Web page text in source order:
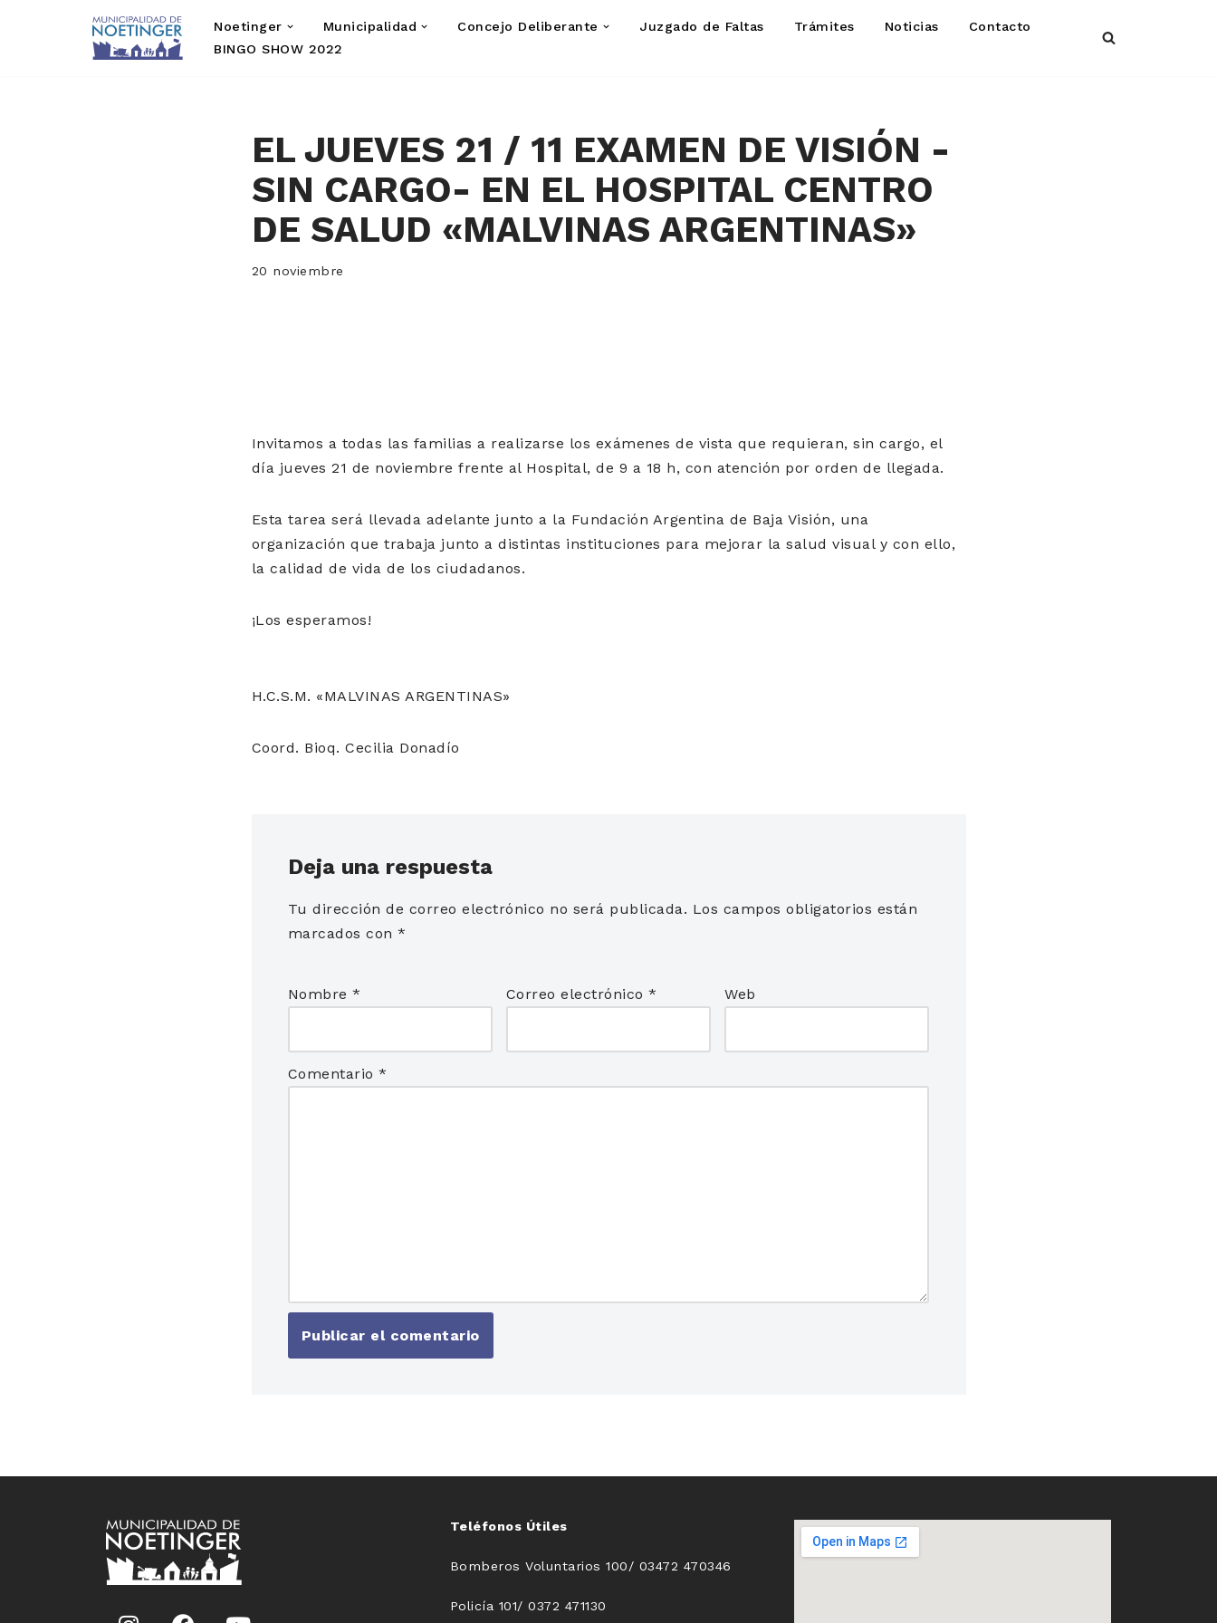
Noetinger Municipalidad Concejo Deliberante Juzgado de Faltas Trámites Noticias
Contacto
BINGO SHOW 2022
EL JUEVES 21 / 11 EXAMEN DE VISIÓN -
SIN CARGO- EN EL HOSPITAL CENTRO
DE SALUD «MALVINAS ARGENTINAS»
20 noviembre
Invitamos a todas las familias a realizarse los exámenes de vista que requieran, sin cargo, el
día jueves 21 de noviembre frente al Hospital, de 9 a 18 h, con atención por orden de llegada.
Esta tarea será llevada adelante junto a la Fundación Argentina de Baja Visión, una
organización que trabaja junto a distintas instituciones para mejorar la salud visual y con ello,
la calidad de vida de los ciudadanos.
¡Los esperamos!
H.C.S.M. «MALVINAS ARGENTINAS»
Coord. Bioq. Cecilia Donadío
Deja una respuesta
Tu dirección de correo electrónico no será publicada. Los campos obligatorios están
marcados con *
Nombre * Correo electrónico* Web
Comentario *
Teléfonos Útiles
Bomberos Voluntarios 100/ 03472 470346
Policía 101/ 0372 471130